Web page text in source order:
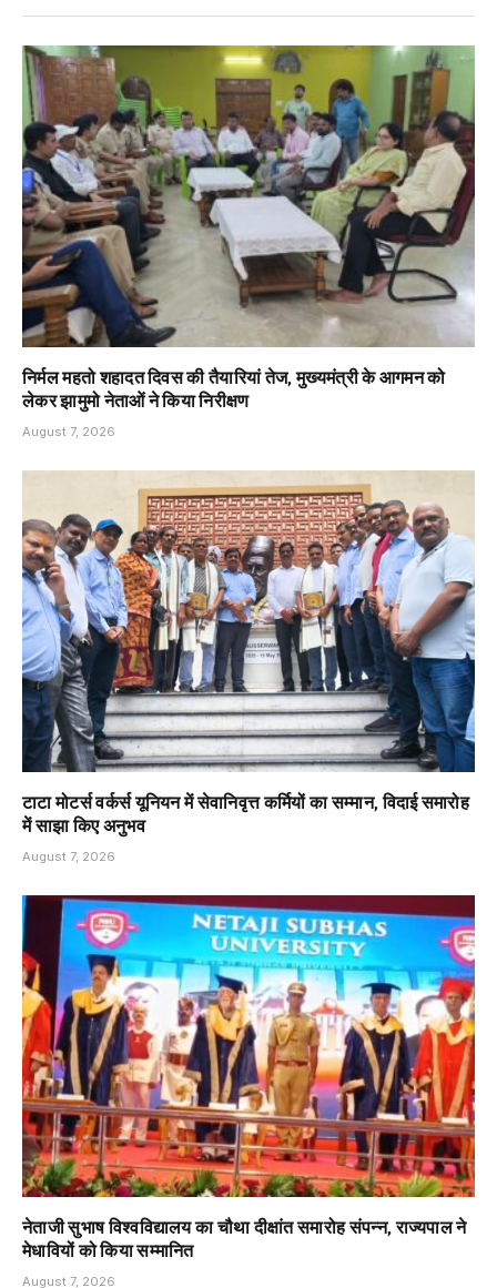
निर्मल महतो शहादत दिवस की तैयारियां तेज, मुख्यमंत्री के आगमन को
लेकर झामुमो नेताओं ने किया निरीक्षण
August 7, 2026
टाटा मोटर्स वर्कर्स यूनियन में सेवानिवृत्त कर्मियों का सम्मान, विदाई समारोह
में साझा किए अनुभव
August 7, 2026
नेताजी सुभाष विश्वविद्यालय का चौथा दीक्षांत समारोह संपन्न, राज्यपाल ने
मेधावियों को किया सम्मानित
August 7, 2026